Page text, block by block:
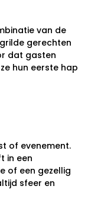
van de
gerechten
dat gasten
hun eerste hap
of evenement.
in een
of een gezellig
sfeer en